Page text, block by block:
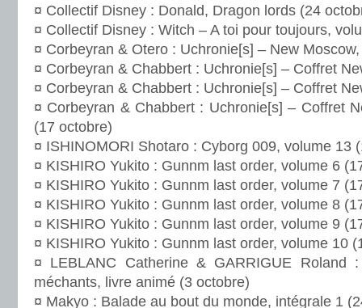
¤ Collectif Disney : Donald, Dragon lords (24
¤ Collectif Disney : Witch – A toi pour toujours,
¤ Corbeyran & Otero : Uchronie[s] – New
¤ Corbeyran & Chabbert : Uchronie[s] – Coffret
¤ Corbeyran & Chabbert : Uchronie[s] – Coffret
¤ Corbeyran & Chabbert : Uchronie[s] – Coffret
(17 octobre)
¤ ISHINOMORI Shotaro : Cyborg 009, volume 13
¤ KISHIRO Yukito : Gunnm last order, volume 6
¤ KISHIRO Yukito : Gunnm last order, volume 7
¤ KISHIRO Yukito : Gunnm last order, volume 8
¤ KISHIRO Yukito : Gunnm last order, volume 9
¤ KISHIRO Yukito : Gunnm last order, volume 10
¤ LEBLANC Catherine & GARRIGUE Roland
méchants, livre animé (3 octobre)
¤ Makyo : Balade au bout du monde, intégrale 1